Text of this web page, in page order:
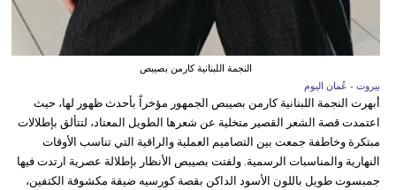
النجمة اللبنانية كارمن بصيبص
بيروت - عُمان اليوم
أبهرت النجمة اللبنانية كارمن بصيبص الجمهور مؤخراً بأحدث ظهور لها، حيث
اعتمدت قصة الشعر القصير متخلية عن شعرها الطويل المعتاد، لتتألق بإطلالات
مبتكرة وخاطفة جمعت بين التصاميم العملية والراقية التي تناسب الأوقات
النهارية والمناسبات الرسمية. ولفتت بصيبص الأنظار بإطلالة عصرية ارتدت فيها
جمبسوت طويل باللون الأسود الداكن بقصة كورسيه ضيقة مكشوفة الكتفين،